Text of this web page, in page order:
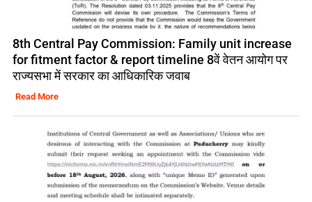
8th Central Pay Commission: Family unit increase
for fitment factor & report timeline 8वें वेतन आयोग पर
राज्यसभा में सरकार का आधिकारिक जवाब
Read More